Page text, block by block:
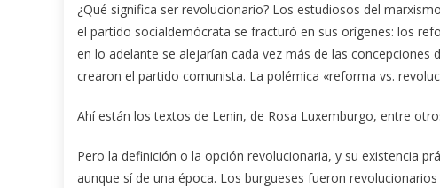
¿Qué significa ser revolucionario? Los estudiosos del
el partido socialdemócrata se fracturó en sus orígenes: los
en lo adelante se alejarían cada vez más de las
crearon el partido comunista. La polémica «re­forma vs.
Ahí están los textos de Lenin, de Rosa Luxem­burgo, entre
Pero la definición o la opción revolucionaria, y su existencia
aunque sí de una época. Los burgueses fueron